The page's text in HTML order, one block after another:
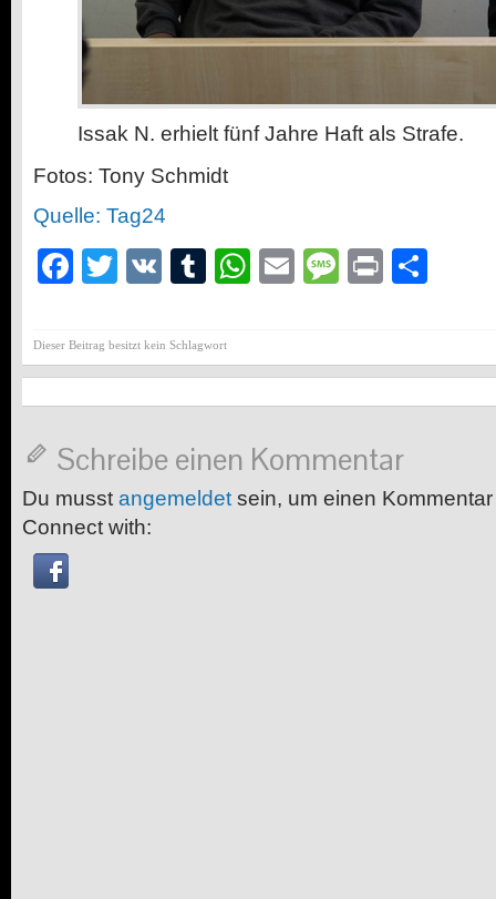
Issak N. erhielt fünf Jahre Haft als Strafe.
Fotos: Tony Schmidt
Quelle: Tag24
Facebook
Twitter
VK Tumblr
WhatsApp
EmailMessage
Print
Dieser Beitrag besitzt kein Schlagwort
Schreibe einen Kommentar
Du musst angemeldet sein, um einen
Connect with: